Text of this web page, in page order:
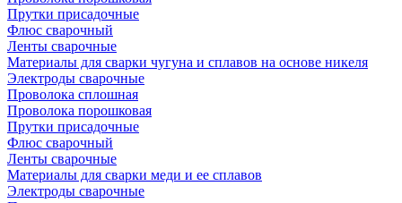
Прутки присадочные
Флюс сварочный
Ленты сварочные
Материалы для сварки чугуна и сплавов на основе никеля
Электроды сварочные
Проволока сплошная
Проволока порошковая
Прутки присадочные
Флюс сварочный
Ленты сварочные
Материалы для сварки меди и ее сплавов
Электроды сварочные